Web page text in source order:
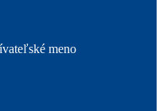
meno